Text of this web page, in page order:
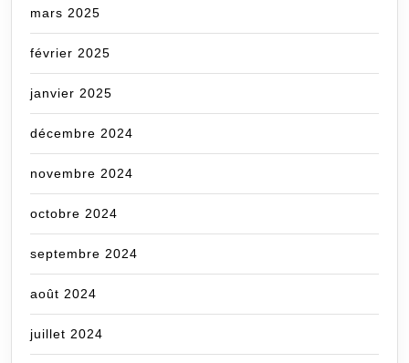
mars 2025
février 2025
janvier 2025
décembre 2024
novembre 2024
octobre 2024
septembre 2024
août 2024
juillet 2024